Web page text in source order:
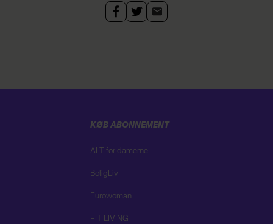
KØB ABONNEMENT
ALT for damerne
BoligLiv
Eurowoman
FIT LIVING